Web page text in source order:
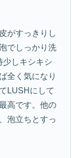
がすっきりし
でしっかり洗
少しキシキシ
全く気になり
LUSHにして
高です。他の
泡立ちとすっ